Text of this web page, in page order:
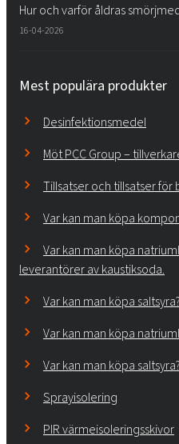
Hur och varför åldras
16-04-2026
Mest populära produkter
Desinfektionsmedel
Möt PCC Group –
Tillsatser och tillsatser för
Var kan man köpa
Var kan man köpa
leverantörer av kaustiksoda.
Var kan man köpa saltsyra?
Var kan man köpa
Var kan man köpa saltsyra?
Sprayisolering
PIR värmeisoleringsskivor